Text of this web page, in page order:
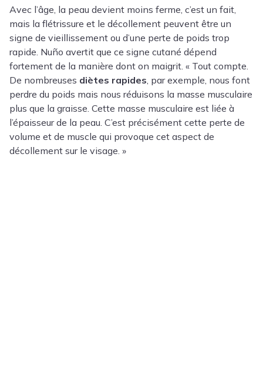
Avec l’âge, la peau devient moins ferme, c’est un fait,
mais la flétrissure et le décollement peuvent être un
signe de vieillissement ou d’une perte de poids trop
rapide. Nuño avertit que ce signe cutané dépend
fortement de la manière dont on maigrit. « Tout compte.
De nombreuses diètes rapides, par exemple, nous font
perdre du poids mais nous réduisons la masse musculaire
plus que la graisse. Cette masse musculaire est liée à
l’épaisseur de la peau. C’est précisément cette perte de
volume et de muscle qui provoque cet aspect de
décollement sur le visage. »